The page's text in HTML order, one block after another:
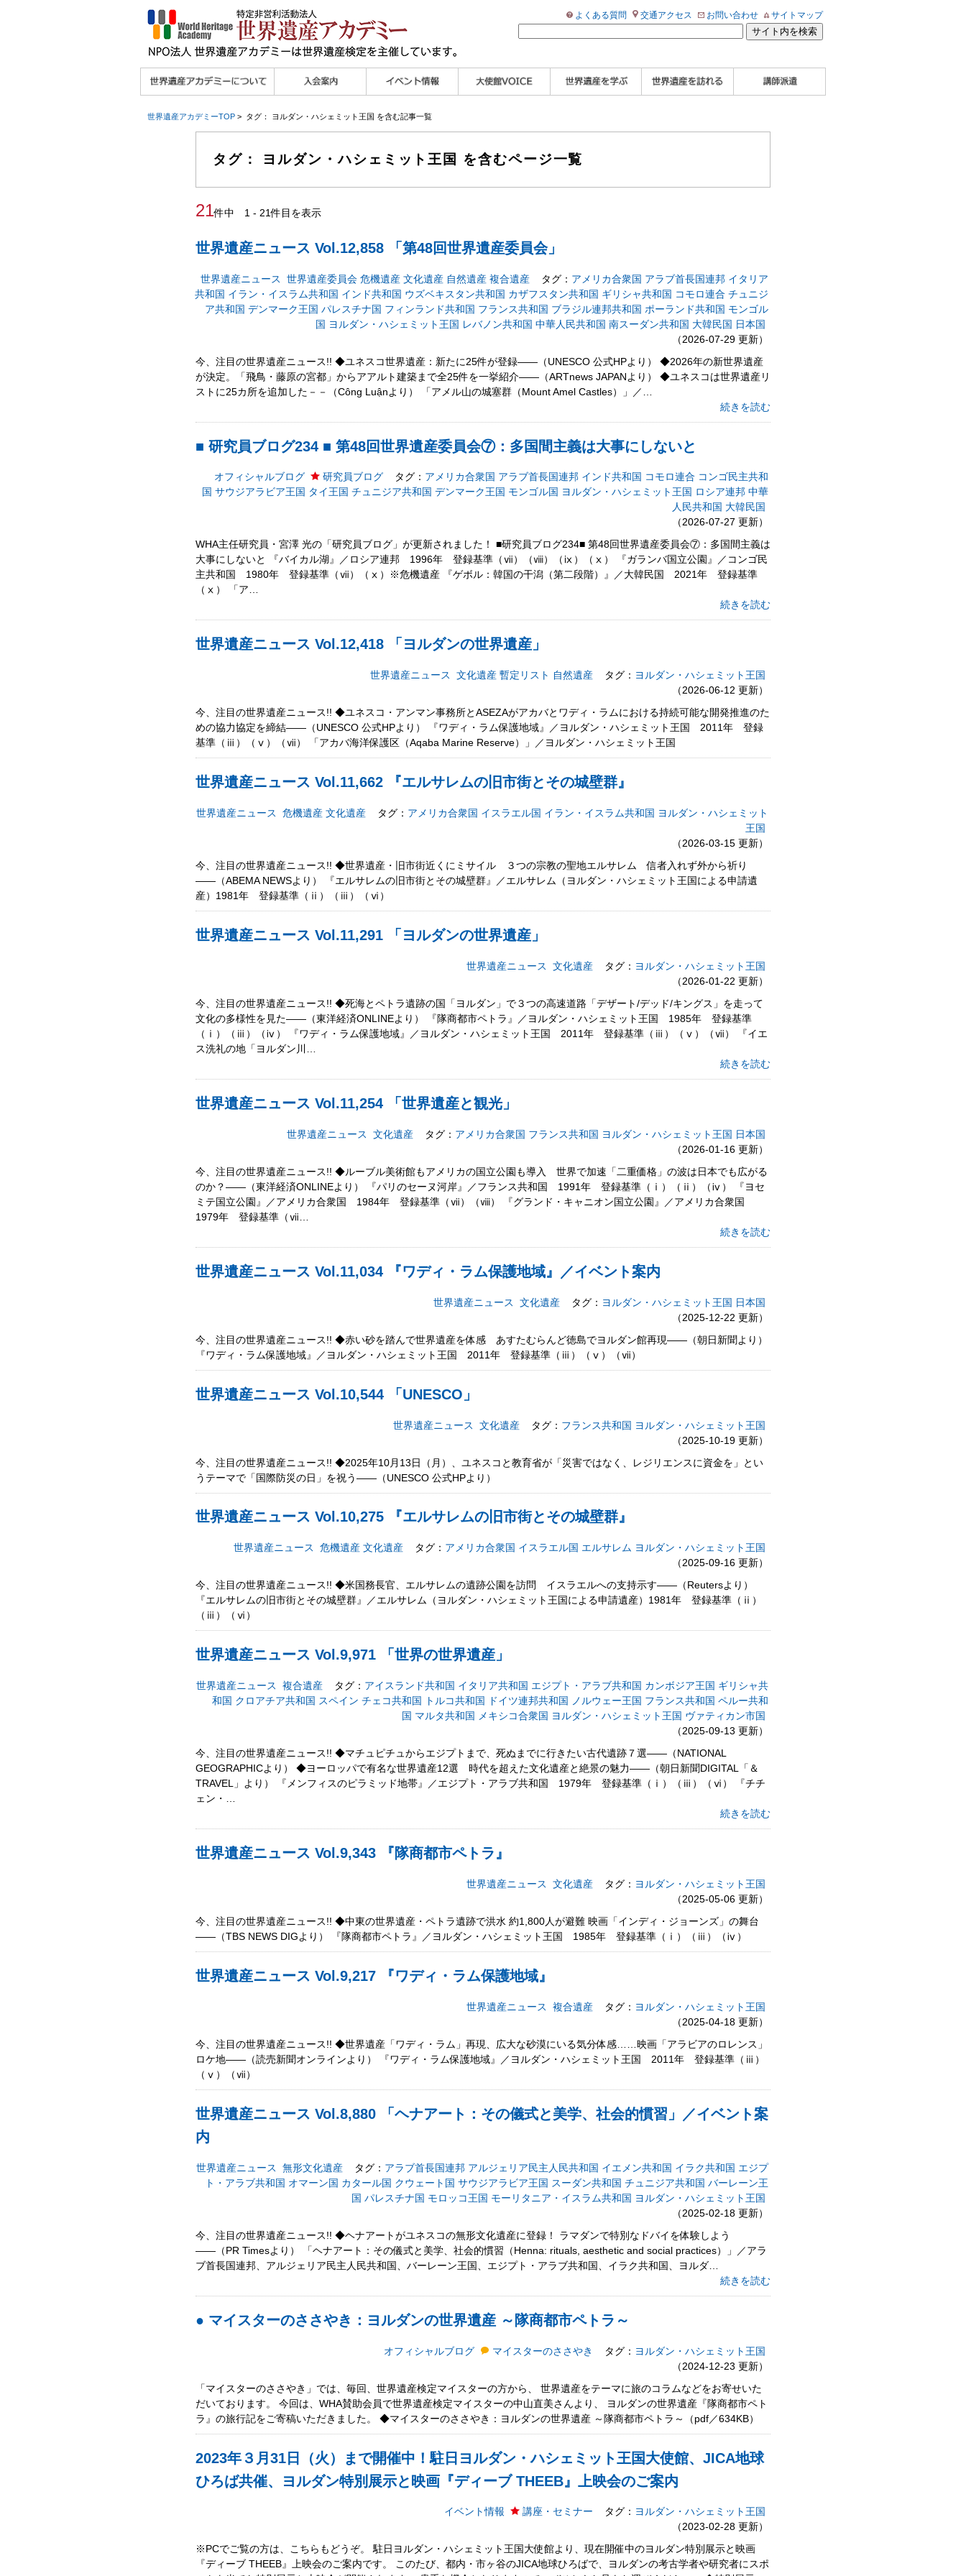
よくある質問 交通アクセス お問い合わせ サイトマップ
ア協力など
／公認団体
スリリース
世界遺産アカデミーTOP> タグ： ヨルダン・ハシェミット王国 を含む記事一覧
タグ： ヨルダン・ハシェミット王国 を含むページ一覧
21件中 1 - 21件目を表示
世界遺産ニュース Vol.12,858 「第48回世界遺産委員会」
世界遺産ニュース 世界遺産委員会 危機遺産 文化遺産 自然遺産 複合遺産 タグ： アメリカ合衆国 アラブ首長国連邦 イタリア
共和国 イラン・イスラム共和国 インド共和国 ウズベキスタン共和国 カザフスタン共和国 ギリシャ共和国 コモロ連合 チュニジ
ア共和国 デンマーク王国 パレスチナ国 フィンランド共和国 フランス共和国 ブラジル連邦共和国 ポーランド共和国 モンゴル
国 ヨルダン・ハシェミット王国 レバノン共和国 中華人民共和国 南スーダン共和国 大韓民国 日本国
（2026-07-29 更新）
今、注目の世界遺産ニュース!! ◆ユネスコ世界遺産：新たに25件が登録――（UNESCO 公式HPより） ◆2026年の新世界遺産
が決定。「飛鳥・藤原の宮都」からアアルト建築まで全25件を一挙紹介――（ARTnews JAPANより） ◆ユネスコは世界遺産リ
ストに25カ所を追加した－－（Công Luậnより） 「アメル山の城塞群（Mount Amel Castles）」／…
続きを読む
■ 研究員ブログ234 ■ 第48回世界遺産委員会⑦：多国間主義は大事にしないと
オフィシャルブログ 研究員ブログ タグ： アメリカ合衆国 アラブ首長国連邦 インド共和国 コモロ連合 コンゴ民主共和
国 サウジアラビア王国 タイ王国 チュニジア共和国 デンマーク王国 モンゴル国 ヨルダン・ハシェミット王国 ロシア連邦 中華
人民共和国 大韓民国
（2026-07-27 更新）
WHA主任研究員・宮澤 光の「研究員ブログ」が更新されました！ ■研究員ブログ234■ 第48回世界遺産委員会⑦：多国間主義は
大事にしないと 『バイカル湖』／ロシア連邦 1996年 登録基準（ⅶ）（ⅷ）（ⅸ）（ⅹ） 『ガランバ国立公園』／コンゴ民
主共和国 1980年 登録基準（ⅶ）（ⅹ）※危機遺産 『ゲボル：韓国の干潟（第二段階）』／大韓民国 2021年 登録基準
（ⅹ） 「ア…
続きを読む
世界遺産ニュース Vol.12,418 「ヨルダンの世界遺産」
世界遺産ニュース 文化遺産 暫定リスト 自然遺産 タグ： ヨルダン・ハシェミット王国
（2026-06-12 更新）
今、注目の世界遺産ニュース!! ◆ユネスコ・アンマン事務所とASEZAがアカバとワディ・ラムにおける持続可能な開発推進のた
めの協力協定を締結――（UNESCO 公式HPより） 『ワディ・ラム保護地域』／ヨルダン・ハシェミット王国 2011年 登録
基準（ⅲ）（ⅴ）（ⅶ） 「アカバ海洋保護区（Aqaba Marine Reserve）」／ヨルダン・ハシェミット王国
世界遺産ニュース Vol.11,662 『エルサレムの旧市街とその城壁群』
世界遺産ニュース 危機遺産 文化遺産 タグ： アメリカ合衆国 イスラエル国 イラン・イスラム共和国 ヨルダン・ハシェミット
王国
（2026-03-15 更新）
今、注目の世界遺産ニュース!! ◆世界遺産・旧市街近くにミサイル ３つの宗教の聖地エルサレム 信者入れず外から祈り
――（ABEMA NEWSより） 『エルサレムの旧市街とその城壁群』／エルサレム（ヨルダン・ハシェミット王国による申請遺
産）1981年 登録基準（ⅱ）（ⅲ）（ⅵ）
世界遺産ニュース Vol.11,291 「ヨルダンの世界遺産」
世界遺産ニュース 文化遺産 タグ： ヨルダン・ハシェミット王国
（2026-01-22 更新）
今、注目の世界遺産ニュース!! ◆死海とペトラ遺跡の国「ヨルダン」で３つの高速道路「デザート/デッド/キングス」を走って
文化の多様性を見た――（東洋経済ONLINEより） 『隊商都市ペトラ』／ヨルダン・ハシェミット王国 1985年 登録基準
（ⅰ）（ⅲ）（ⅳ） 『ワディ・ラム保護地域』／ヨルダン・ハシェミット王国 2011年 登録基準（ⅲ）（ⅴ）（ⅶ） 『イエ
ス洗礼の地「ヨルダン川…
続きを読む
世界遺産ニュース Vol.11,254 「世界遺産と観光」
世界遺産ニュース 文化遺産 タグ： アメリカ合衆国 フランス共和国 ヨルダン・ハシェミット王国
日本国
（2026-01-16 更新）
今、注目の世界遺産ニュース!! ◆ルーブル美術館もアメリカの国立公園も導入 世界で加速「二重価格」の波は日本でも広がる
のか？――（東洋経済ONLINEより） 『パリのセーヌ河岸』／フランス共和国 1991年 登録基準（ⅰ）（ⅱ）（ⅳ） 『ヨセ
ミテ国立公園』／アメリカ合衆国 1984年 登録基準（ⅶ）（ⅷ） 『グランド・キャニオン国立公園』／アメリカ合衆国
1979年 登録基準（ⅶ…
続きを読む
世界遺産ニュース Vol.11,034 『ワディ・ラム保護地域』／イベント案内
世界遺産ニュース 文化遺産 タグ： ヨルダン・ハシェミット王国 日本国
（2025-12-22 更新）
今、注目の世界遺産ニュース!! ◆赤い砂を踏んで世界遺産を体感 あすたむらんど徳島でヨルダン館再現――（朝日新聞より）
『ワディ・ラム保護地域』／ヨルダン・ハシェミット王国 2011年 登録基準（ⅲ）（ⅴ）（ⅶ）
世界遺産ニュース Vol.10,544 「UNESCO」
世界遺産ニュース 文化遺産 タグ： フランス共和国 ヨルダン・ハシェミット王国
（2025-10-19 更新）
今、注目の世界遺産ニュース!! ◆2025年10月13日（月）、ユネスコと教育省が「災害ではなく、レジリエンスに資金を」とい
うテーマで「国際防災の日」を祝う――（UNESCO 公式HPより）
世界遺産ニュース Vol.10,275 『エルサレムの旧市街とその城壁群』
世界遺産ニュース 危機遺産 文化遺産 タグ： アメリカ合衆国 イスラエル国 エルサレム ヨルダン・ハシェミット王国
（2025-09-16 更新）
今、注目の世界遺産ニュース!! ◆米国務長官、エルサレムの遺跡公園を訪問 イスラエルへの支持示す――（Reutersより）
『エルサレムの旧市街とその城壁群』／エルサレム（ヨルダン・ハシェミット王国による申請遺産）1981年 登録基準（ⅱ）
（ⅲ）（ⅵ）
世界遺産ニュース Vol.9,971 「世界の世界遺産」
世界遺産ニュース 複合遺産 タグ： アイスランド共和国 イタリア共和国 エジプト・アラブ共和国 カンボジア王国 ギリシャ共
和国 クロアチア共和国 スペイン チェコ共和国 トルコ共和国 ドイツ連邦共和国 ノルウェー王国 フランス共和国 ペルー共和
国 マルタ共和国 メキシコ合衆国 ヨルダン・ハシェミット王国 ヴァティカン市国
（2025-09-13 更新）
今、注目の世界遺産ニュース!! ◆マチュピチュからエジプトまで、死ぬまでに行きたい古代遺跡７選――（NATIONAL
GEOGRAPHICより） ◆ヨーロッパで有名な世界遺産12選 時代を超えた文化遺産と絶景の魅力――（朝日新聞DIGITAL「＆
TRAVEL」より） 『メンフィスのピラミッド地帯』／エジプト・アラブ共和国 1979年 登録基準（ⅰ）（ⅲ）（ⅵ） 『チチ
ェン・…
続きを読む
世界遺産ニュース Vol.9,343 『隊商都市ペトラ』
世界遺産ニュース 文化遺産 タグ： ヨルダン・ハシェミット王国
（2025-05-06 更新）
今、注目の世界遺産ニュース!! ◆中東の世界遺産・ペトラ遺跡で洪水 約1,800人が避難 映画「インディ・ジョーンズ」の舞台
――（TBS NEWS DIGより） 『隊商都市ペトラ』／ヨルダン・ハシェミット王国 1985年 登録基準（ⅰ）（ⅲ）（ⅳ）
世界遺産ニュース Vol.9,217 『ワディ・ラム保護地域』
世界遺産ニュース 複合遺産 タグ： ヨルダン・ハシェミット王国
（2025-04-18 更新）
今、注目の世界遺産ニュース!! ◆世界遺産「ワディ・ラム」再現、広大な砂漠にいる気分体感……映画「アラビアのロレンス」
ロケ地――（読売新聞オンラインより） 『ワディ・ラム保護地域』／ヨルダン・ハシェミット王国 2011年 登録基準（ⅲ）
（ⅴ）（ⅶ）
世界遺産ニュース Vol.8,880 「ヘナアート：その儀式と美学、社会的慣習」／イベント案
内
世界遺産ニュース 無形文化遺産 タグ： アラブ首長国連邦 アルジェリア民主人民共和国 イエメン共和国 イラク共和国 エジプ
ト・アラブ共和国 オマーン国 カタール国 クウェート国 サウジアラビア王国 スーダン共和国 チュニジア共和国 バーレーン王
国 パレスチナ国 モロッコ王国 モーリタニア・イスラム共和国 ヨルダン・ハシェミット王国
（2025-02-18 更新）
今、注目の世界遺産ニュース!! ◆ヘナアートがユネスコの無形文化遺産に登録！ ラマダンで特別なドバイを体験しよう
――（PR Timesより） 「ヘナアート：その儀式と美学、社会的慣習（Henna: rituals, aesthetic and social practices）」／アラ
ブ首長国連邦、アルジェリア民主人民共和国、バーレーン王国、エジプト・アラブ共和国、イラク共和国、ヨルダ…
続きを読む
● マイスターのささやき：ヨルダンの世界遺産 ～隊商都市ペトラ～
オフィシャルブログ マイスターのささやき タグ： ヨルダン・ハシェミット王国
（2024-12-23 更新）
「マイスターのささやき」では、毎回、世界遺産検定マイスターの方から、 世界遺産をテーマに旅のコラムなどをお寄せいた
だいております。 今回は、WHA賛助会員で世界遺産検定マイスターの中山直美さんより、 ヨルダンの世界遺産『隊商都市ペト
ラ』の旅行記をご寄稿いただきました。 ◆マイスターのささやき：ヨルダンの世界遺産 ～隊商都市ペトラ～（pdf／634KB）
2023年３月31日（火）まで開催中！駐日ヨルダン・ハシェミット王国大使館、JICA地球
ひろば共催、ヨルダン特別展示と映画『ディーブ THEEB』上映会のご案内
イベント情報 講座・セミナー タグ： ヨルダン・ハシェミット王国
（2023-02-28 更新）
※PCでご覧の方は、こちらもどうぞ。 駐日ヨルダン・ハシェミット王国大使館より、現在開催中のヨルダン特別展示と映画
『ディーブ THEEB』上映会のご案内です。 このたび、都内・市ヶ谷のJICA地球ひろばで、ヨルダンの考古学者や研究者にスポ